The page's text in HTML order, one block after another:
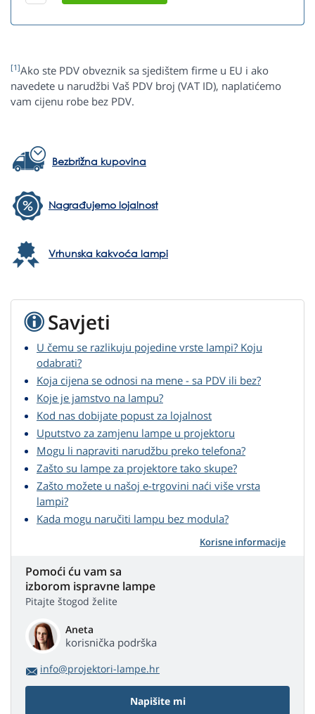
[1]Ako ste PDV obveznik sa sjedištem firme u EU i ako
navedete u narudžbi Vaš PDV broj (VAT ID), naplatićemo
vam cijenu robe bez PDV.
Bezbrižna kupovina
Nagrađujemo lojalnost
Vrhunska kakvoća lampi
Savjeti
U čemu se razlikuju pojedine vrste lampi? Koju
odabrati?
Koja cijena se odnosi na mene - sa PDV ili bez?
Koje je jamstvo na lampu?
Kod nas dobijate popust za lojalnost
Uputstvo za zamjenu lampe u projektoru
Mogu li napraviti narudžbu preko telefona?
Zašto su lampe za projektore tako skupe?
Zašto možete u našoj e-trgovini naći više vrsta
lampi?
Kada mogu naručiti lampu bez modula?
Korisne informacije
Pomoći ću vam sa
izborom ispravne lampe
Pitajte štogod želite
Aneta
korisnička podrška
info@projektori-lampe.hr
Napišite mi